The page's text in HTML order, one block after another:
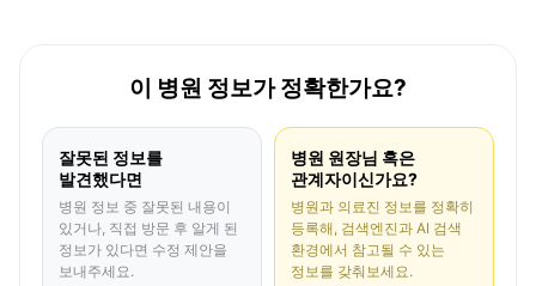
이 병원 정보가 정확한가요?
잘못된 정보를
발견했다면
병원 정보 중 잘못된 내용이
있거나, 직접 방문 후 알게 된
정보가 있다면 수정 제안을
보내주세요.
병원 원장님 혹은
관계자이신가요?
병원과 의료진 정보를 정확히
등록해, 검색엔진과 AI 검색
환경에서 참고될 수 있는
정보를 갖춰보세요.